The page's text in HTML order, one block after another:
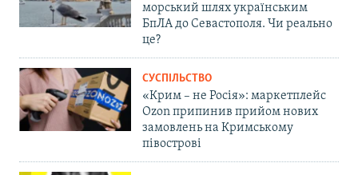
морський шлях українським
БпЛА до Севастополя. Чи реально
це?
СУСПІЛЬСТВО
«Крим – не Росія»: маркетплейс
Ozon припинив прийом нових
замовлень на Кримському
півострові